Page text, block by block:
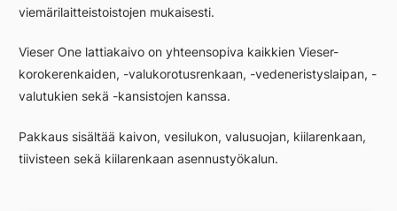
määrä
viemärilaitteistoistojen mukaisesti.
Vieser One lattiakaivo on yhteensopiva kaikkien Vieser-
korokerenkaiden, -valukorotusrenkaan, -vedeneristyslaipan, -
valutukien sekä -kansistojen kanssa.
Pakkaus sisältää kaivon, vesilukon, valusuojan, kiilarenkaan,
tiivisteen sekä kiilarenkaan asennustyökalun.